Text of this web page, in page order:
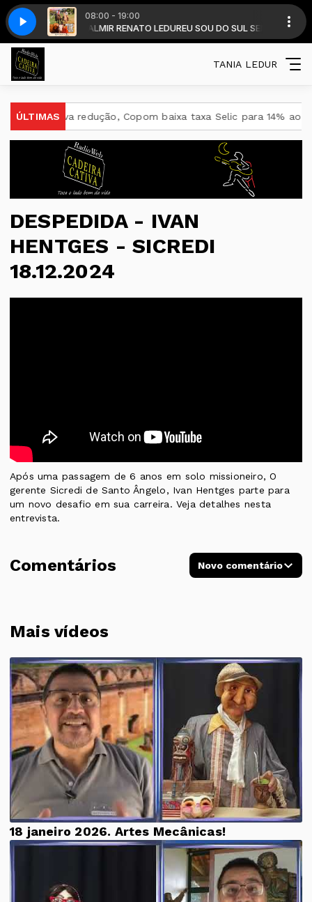
08:00 - 19:00
- com DALMIR RENATO LEDUREU SOU DO SUL SEM FRONTEIRAS -
DEUS QUISER 26 NECO SOARES E JOAQIM BRASIL -
TANIA LEDUR
ÚLTIMAS
redução, Copom baixa taxa Selic para 14% ao ano Ideb
DESPEDIDA - IVAN
HENTGES - SICREDI
18.12.2024
Mais vídeos
18 janeiro 2026. Artes Mecânicas!
Após uma passagem de 6 anos em solo missioneiro, O
gerente Sicredi de Santo Ângelo, Ivan Hentges parte para
um novo desafio em sua carreira. Veja detalhes nesta
entrevista.
Comentários Novo comentário